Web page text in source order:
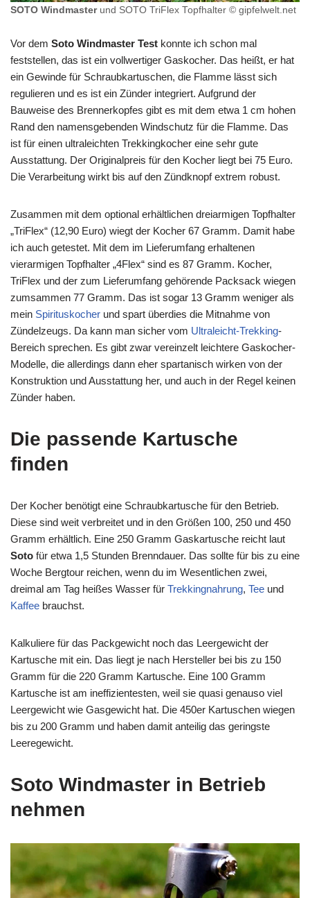
SOTO Windmasterund SOTO TriFlex Topfhalter © gipfelwelt.net
Vor dem Soto Windmaster Test konnte ich schon mal
feststellen, das ist ein vollwertiger Gaskocher. Das heißt, er hat
ein Gewinde für Schraubkartuschen, die Flamme lässt sich
regulieren und es ist ein Zünder integriert. Aufgrund der
Bauweise des Brennerkopfes gibt es mit dem etwa 1 cm hohen
Rand den namensgebenden Windschutz für die Flamme. Das
ist für einen ultraleichten Trekkingkocher eine sehr gute
Ausstattung. Der Originalpreis für den Kocher liegt bei 75 Euro.
Die Verarbeitung wirkt bis auf den Zündknopf extrem robust.
Zusammen mit dem optional erhältlichen dreiarmigen Topfhalter
„TriFlex“ (12,90 Euro) wiegt der Kocher 67 Gramm. Damit habe
ich auch getestet. Mit dem im Lieferumfang erhaltenen
vierarmigen Topfhalter „4Flex“ sind es 87 Gramm. Kocher,
TriFlex und der zum Lieferumfang gehörende Packsack wiegen
zumsammen 77 Gramm. Das ist sogar 13 Gramm weniger als
mein Spirituskocher und spart überdies die Mitnahme von
Zündelzeugs. Da kann man sicher vom Ultraleicht-Trekking-
Bereich sprechen. Es gibt zwar vereinzelt leichtere Gaskocher-
Modelle, die allerdings dann eher spartanisch wirken von der
Konstruktion und Ausstattung her, und auch in der Regel keinen
Zünder haben.
Die passende Kartusche
finden
Der Kocher benötigt eine Schraubkartusche für den Betrieb.
Diese sind weit verbreitet und in den Größen 100, 250 und 450
Gramm erhältlich. Eine 250 Gramm Gaskartusche reicht laut
Soto für etwa 1,5 Stunden Brenndauer. Das sollte für bis zu eine
Woche Bergtour reichen, wenn du im Wesentlichen zwei,
dreimal am Tag heißes Wasser für Trekkingnahrung, Tee und
Kaffee brauchst.
Kalkuliere für das Packgewicht noch das Leergewicht der
Kartusche mit ein. Das liegt je nach Hersteller bei bis zu 150
Gramm für die 220 Gramm Kartusche. Eine 100 Gramm
Kartusche ist am ineffizientesten, weil sie quasi genauso viel
Leergewicht wie Gasgewicht hat. Die 450er Kartuschen wiegen
bis zu 200 Gramm und haben damit anteilig das geringste
Leeregewicht.
Soto Windmaster in Betrieb
nehmen